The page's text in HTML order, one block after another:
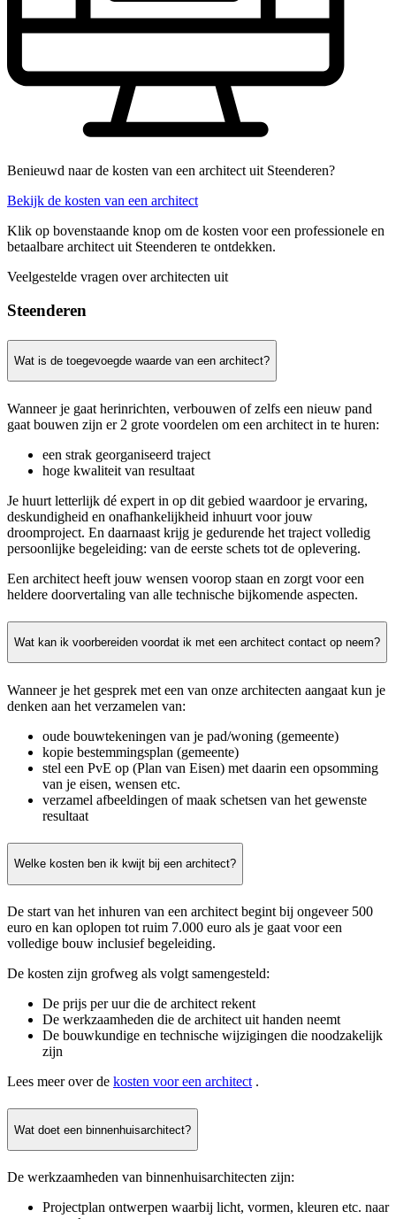
Benieuwd naar de kosten van een architect uit Steenderen?
Bekijk de kosten van een architect
Klik op bovenstaande knop om de kosten voor een professionele en
betaalbare architect uit Steenderen te ontdekken.
Veelgestelde vragen over architecten uit
Steenderen
Wat is de toegevoegde waarde van een architect?
Wanneer je gaat herinrichten, verbouwen of zelfs een nieuw pand
gaat bouwen zijn er 2 grote voordelen om een architect in te huren:
een strak georganiseerd traject
hoge kwaliteit van resultaat
Je huurt letterlijk dé expert in op dit gebied waardoor je ervaring,
deskundigheid en onafhankelijkheid inhuurt voor jouw
droomproject. En daarnaast krijg je gedurende het traject volledig
persoonlijke begeleiding: van de eerste schets tot de oplevering.
Een architect heeft jouw wensen voorop staan en zorgt voor een
heldere doorvertaling van alle technische bijkomende aspecten.
Wat kan ik voorbereiden voordat ik met een architect contact op neem?
Wanneer je het gesprek met een van onze architecten aangaat kun je
denken aan het verzamelen van:
oude bouwtekeningen van je pad/woning (gemeente)
kopie bestemmingsplan (gemeente)
stel een PvE op (Plan van Eisen) met daarin een opsomming
van je eisen, wensen etc.
verzamel afbeeldingen of maak schetsen van het gewenste
resultaat
Welke kosten ben ik kwijt bij een architect?
De start van het inhuren van een architect begint bij ongeveer 500
euro en kan oplopen tot ruim 7.000 euro als je gaat voor een
volledige bouw inclusief begeleiding.
De kosten zijn grofweg als volgt samengesteld:
De prijs per uur die de architect rekent
De werkzaamheden die de architect uit handen neemt
De bouwkundige en technische wijzigingen die noodzakelijk
zijn
Lees meer over de kosten voor een architect .
Wat doet een binnenhuisarchitect?
De werkzaamheden van binnenhuisarchitecten zijn:
Projectplan ontwerpen waarbij licht, vormen, kleuren etc. naar